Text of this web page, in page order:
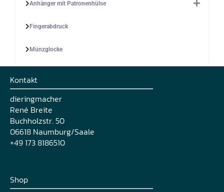
Anhänger mit Patronenhülse
Fingerabdruck
Münzglocke
Kontakt
dieringmacher
René Breite
Buchholzstr. 50
06618 Naumburg/Saale
+49 173 8186510
Shop